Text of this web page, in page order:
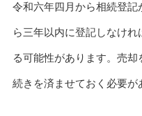
令和六年四月から相続登
ら三年以内に登記しなけ
る可能性があります。売
続きを済ませておく必要が